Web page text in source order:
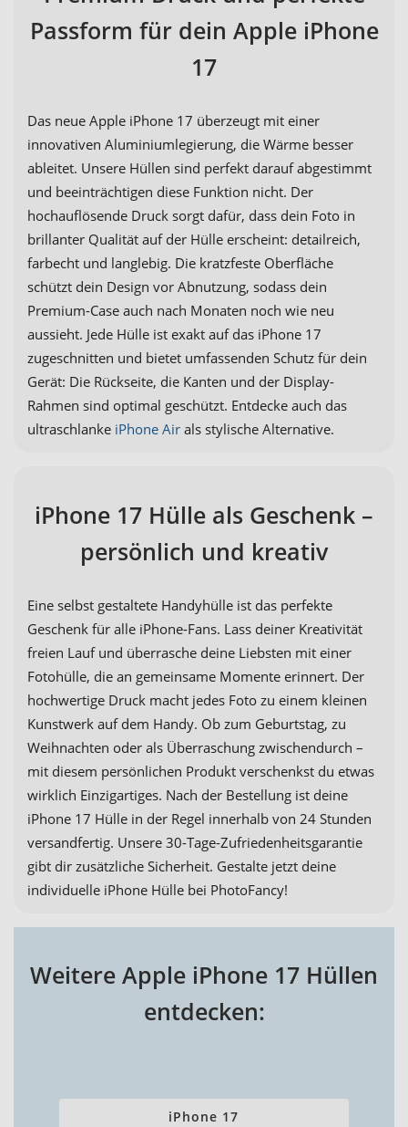
Passform für dein Apple iPhone
17
Das neue Apple iPhone 17 überzeugt mit einer
innovativen Aluminiumlegierung, die Wärme besser
ableitet. Unsere Hüllen sind perfekt darauf abgestimmt
und beeinträchtigen diese Funktion nicht. Der
hochauflösende Druck sorgt dafür, dass dein Foto in
brillanter Qualität auf der Hülle erscheint: detailreich,
farbecht und langlebig. Die kratzfeste Oberfläche
schützt dein Design vor Abnutzung, sodass dein
Premium-Case auch nach Monaten noch wie neu
aussieht. Jede Hülle ist exakt auf das iPhone 17
zugeschnitten und bietet umfassenden Schutz für dein
Gerät: Die Rückseite, die Kanten und der Display-
Rahmen sind optimal geschützt. Entdecke auch das
ultraschlanke iPhone Air als stylische Alternative.
iPhone 17 Hülle als Geschenk –
persönlich und kreativ
Eine selbst gestaltete Handyhülle ist das perfekte
Geschenk für alle iPhone-Fans. Lass deiner Kreativität
freien Lauf und überrasche deine Liebsten mit einer
Fotohülle, die an gemeinsame Momente erinnert. Der
hochwertige Druck macht jedes Foto zu einem kleinen
Kunstwerk auf dem Handy. Ob zum Geburtstag, zu
Weihnachten oder als Überraschung zwischendurch –
mit diesem persönlichen Produkt verschenkst du etwas
wirklich Einzigartiges. Nach der Bestellung ist deine
iPhone 17 Hülle in der Regel innerhalb von 24 Stunden
versandfertig. Unsere 30-Tage-Zufriedenheitsgarantie
gibt dir zusätzliche Sicherheit. Gestalte jetzt deine
individuelle iPhone Hülle bei PhotoFancy!
Weitere Apple iPhone 17 Hüllen
entdecken:
iPhone 17